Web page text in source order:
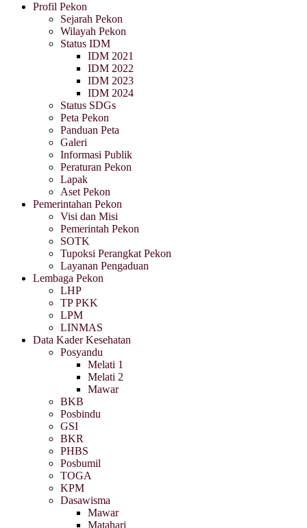
Profil Pekon
Sejarah Pekon
Wilayah Pekon
Status IDM
IDM 2021
IDM 2022
IDM 2023
IDM 2024
Status SDGs
Peta Pekon
Panduan Peta
Galeri
Informasi Publik
Peraturan Pekon
Lapak
Aset Pekon
Pemerintahan Pekon
Visi dan Misi
Pemerintah Pekon
SOTK
Tupoksi Perangkat Pekon
Layanan Pengaduan
Lembaga Pekon
LHP
TP PKK
LPM
LINMAS
Data Kader Kesehatan
Posyandu
Melati 1
Melati 2
Mawar
BKB
Posbindu
GSI
BKR
PHBS
Posbumil
TOGA
KPM
Dasawisma
Mawar
Matahari